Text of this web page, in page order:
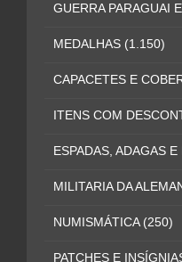
GUERRA PARAGUAI
MEDALHAS (1.150)
CAPACETES E
ITENS COM
ESPADAS, ADAGAS
MILITARIA DA
NUMISMÁTICA (250)
PATCHES E